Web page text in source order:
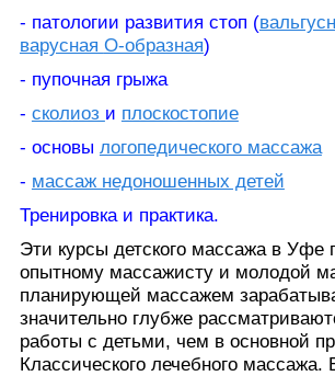
- патологии развития стоп (
варусная О-образная)
- пупочная грыжа
- сколиоз и плоскостопие
- основы логопедического массажа
- массаж недоношенных детей
Тренировка и практика.
Эти курсы детского массажа в Уфе
опытному массажисту и молодой
планирующей массажем
значительно глубже
работы с детьми, чем в основной
Классического лечебного массажа.